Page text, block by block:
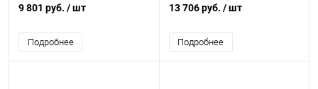
с полимерным покрытием до
9 801 руб. / шт
Подробнее
покрытием до 2800мм RAL
13 706 руб. / шт
Подробнее